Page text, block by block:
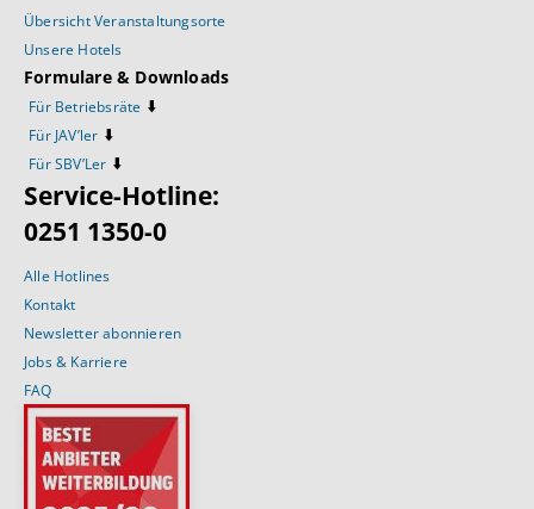
Übersicht Veranstaltungsorte
Unsere Hotels
Formulare & Downloads
Für Betriebsräte ⬇️
Für JAV’ler ⬇️
Für SBV’Ler ⬇️
Service-Hotline:
0251 1350-0
Alle Hotlines
Kontakt
Newsletter abonnieren
Jobs & Karriere
FAQ